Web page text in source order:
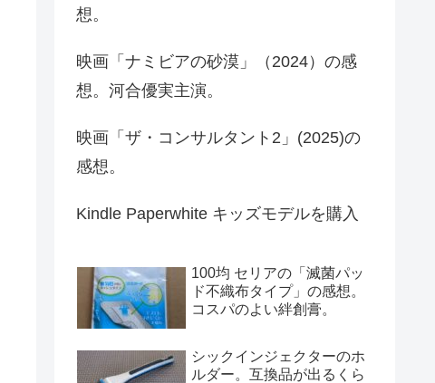
想。
映画「ナミビアの砂漠」（2024）の感
想。河合優実主演。
映画「ザ・コンサルタント2」(2025)の
感想。
Kindle Paperwhite キッズモデルを購入
100均 セリアの「滅菌パッ
ド不織布タイプ」の感想。
コスパのよい絆創膏。
シックインジェクターのホ
ルダー。互換品が出るくら